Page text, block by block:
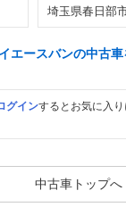
埼玉県春日部
エースバンの中古
グインするとお気に入
中古車トップへ